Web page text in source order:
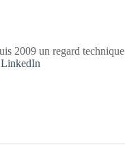
2009 un regard technique